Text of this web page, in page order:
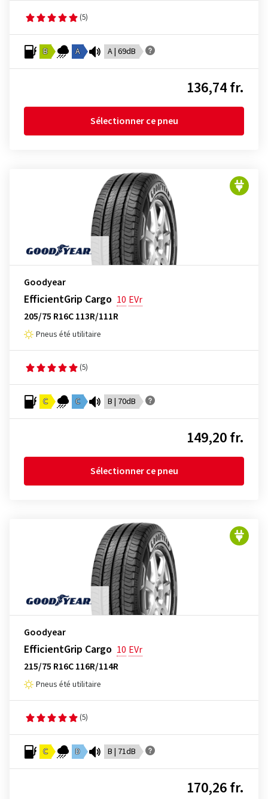
(5)
B A A | 69dB
136,74 fr.
Sélectionner ce pneu
Goodyear
EfficientGrip Cargo 10 EVr
205/75 R16C 113R/111R
Pneus été utilitaire
(5)
C C B | 70dB
149,20 fr.
Sélectionner ce pneu
Goodyear
EfficientGrip Cargo 10 EVr
215/75 R16C 116R/114R
Pneus été utilitaire
(5)
C D B | 71dB
170,26 fr.